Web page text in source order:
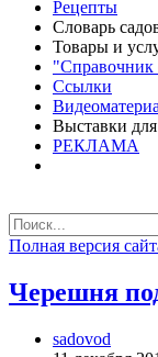
Рецепты
Словарь
Товары и
"Справочник
Ссылки
Выставки
РЕКЛАМА
Полная версия
Черешня
sadovod